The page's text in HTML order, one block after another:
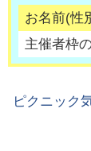
お名前(性
主催者枠
ピクニック